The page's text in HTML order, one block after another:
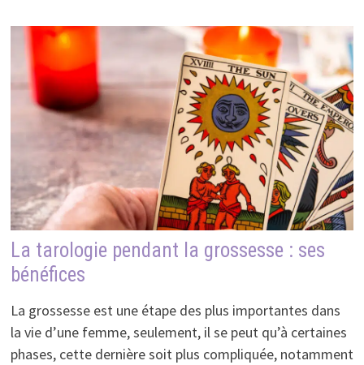
La tarologie pendant la grossesse : ses
bénéfices
La grossesse est une étape des plus importantes dans
la vie d’une femme, seulement, il se peut qu’à certaines
phases, cette dernière soit plus compliquée, notamment